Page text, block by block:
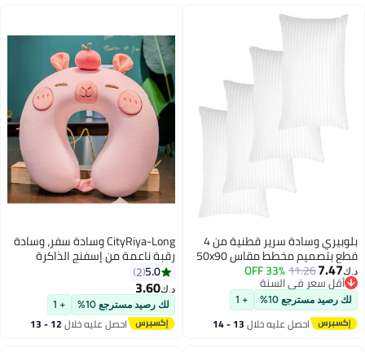
بلوبيري وسادة سرير قطنية من 4
قطع بتصميم مخطط مقاس 50x90
سم صنع في الإمارات العربية
المتحدة
د.ك‏7.47
11.26
33% OFF
أقل سعر في السنة
أقل سعر في السنة
لك رصيد مسترجع 10% + 1
احصل عليه خلال 13 - 14
CityRiya-Long وسادة سفر، وسادة
رقبة ناعمة من إسفنج الذاكرة
للأطفال والكبار، وسائد طائرات للسفر
والسيارة والمنزل والمكتب مع غطاء
قابل للغسل، أساسيات السفر (وردي)
5.0
2
د.ك‏3.60
لك رصيد مسترجع 10% + 1
احصل عليه خلال 12 - 13